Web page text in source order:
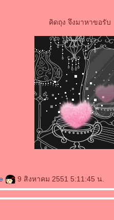
คิดถุง จึงมาหาขอรับ
9 สิงหาคม 2551 5:11:45 น.